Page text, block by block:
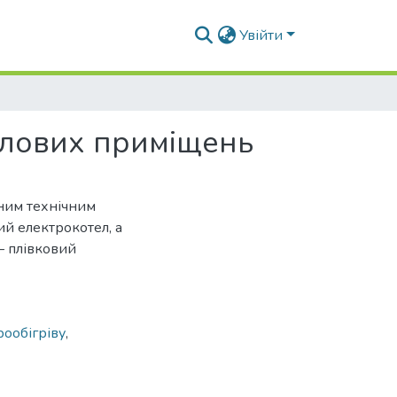
Увійти
приміщень
технічним
електрокотел, а
плівковий
,